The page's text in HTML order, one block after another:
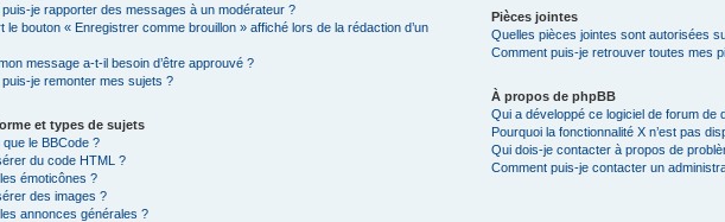
je rapporter des messages à un modérateur ?
le bouton « Enregistrer comme brouillon » affiché lors de la rédaction d’un
message a-t-il besoin d’être approuvé ?
je remonter mes sujets ?
et types de sujets
que le BBCode ?
du code HTML ?
émoticônes ?
des images ?
annonces générales ?
Pièces jointes
Quelles pièces jointes sont autorisées
Comment puis-je retrouver toutes mes
À propos de phpBB
Qui a développé ce logiciel de forum de
Pourquoi la fonctionnalité X n’est pas
Qui dois-je contacter à propos de
Comment puis-je contacter un